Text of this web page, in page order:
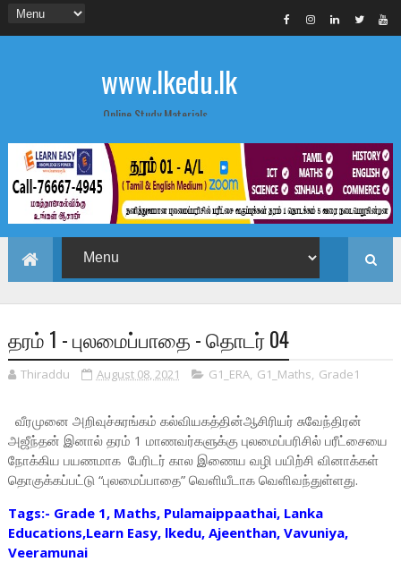
www.lkedu.lk
Online Study Materials
தரம் 1 - புலமைப்பாதை - தொடர் 04
Thiraddu August 08, 2021 G1_ERA, G1_Maths, Grade1
வீரமுனை அறிவுச்சுரங்கம் கல்வியகத்தின்ஆசிரியர் சுவேந்திரன்
அஜீந்தன் இனால் தரம் 1 மாணவர்களுக்கு புலமைப்பரிசில் பரீட்சையை
நோக்கிய பயணமாக பேரிடர் கால இணைய வழி பயிற்சி வினாக்கள்
தொகுக்கப்பட்டு “புலமைப்பாதை” வெளியீடாக வெளிவந்துள்ளது.
Tags:- Grade 1, Maths, Pulamaippaathai, Lanka
Educations,Learn Easy, lkedu, Ajeenthan, Vavuniya,
Veeramunai